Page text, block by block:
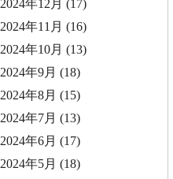
2024年12月 (17)
2024年11月 (16)
2024年10月 (13)
2024年9月 (18)
2024年8月 (15)
2024年7月 (13)
2024年6月 (17)
2024年5月 (18)